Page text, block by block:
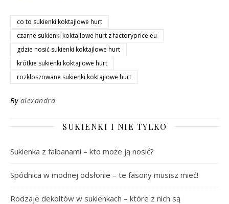
co to sukienki koktajlowe hurt
czarne sukienki koktajlowe hurt z factoryprice.eu
gdzie nosić sukienki koktajlowe hurt
krótkie sukienki koktajlowe hurt
rozkloszowane sukienki koktajlowe hurt
By alexandra
SUKIENKI I NIE TYLKO
Sukienka z falbanami – kto może ją nosić?
Spódnica w modnej odsłonie – te fasony musisz mieć!
Rodzaje dekoltów w sukienkach – które z nich są